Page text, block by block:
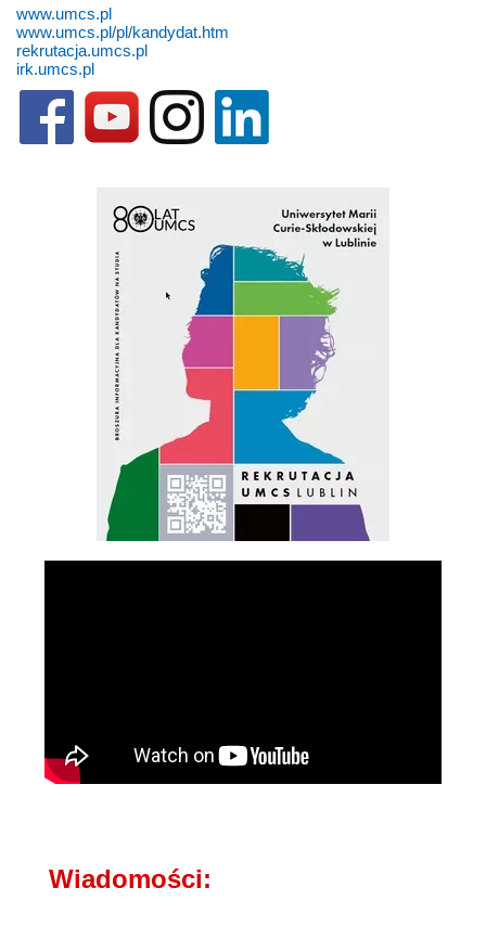
www.umcs.pl
www.umcs.pl/pl/kandydat.htm
rekrutacja.umcs.pl
irk.umcs.pl
Wiadomości: